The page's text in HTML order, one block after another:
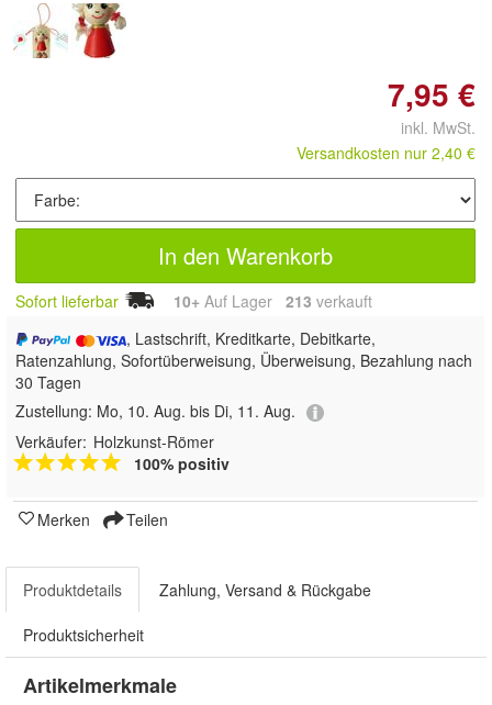
7,95 €
inkl. MwSt.
Versandkosten nur 2,40 €
In den Warenkorb
Sofort lieferbar 10+ Auf Lager 213 verkauft
, Lastschrift, Kreditkarte, Debitkarte,
Ratenzahlung, Sofortüberweisung, Überweisung, Bezahlung nach
30 Tagen
Zustellung: Mo, 10. Aug. bis Di, 11. Aug.
Verkäufer: Holzkunst-Römer
100% positiv
Merken Teilen
Produktdetails Zahlung, Versand & Rückgabe
Produktsicherheit
Artikelmerkmale